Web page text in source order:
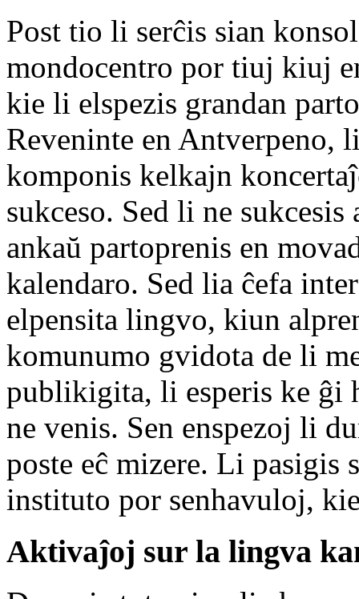
Post tio li serĉis sian
mondocentro por tiuj kiuj
kie li elspezis grandan
Reveninte en Antverpeno,
komponis kelkajn
sukceso. Sed li ne
ankaŭ partoprenis en
kalendaro. Sed lia ĉefa
elpensita lingvo, kiun
komunumo gvidota de li
publikigita, li esperis ke ĝi
ne venis. Sen enspezoj li
poste eĉ mizere. Li
instituto por senhavuloj,
Aktivaĵoj sur la lingva